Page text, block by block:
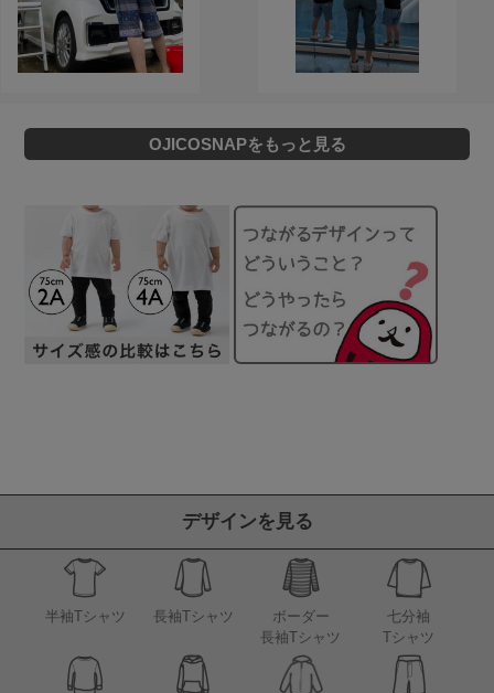
OJICOSNAPをもっと見る
デザインを見る
半袖Tシャツ 長袖Tシャツ
ボーダー
長袖Tシャツ
七分袖
Tシャツ